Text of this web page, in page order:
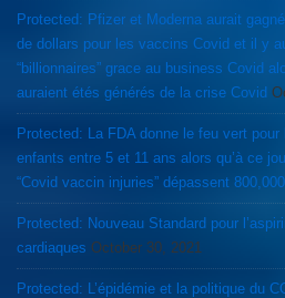
Protected: Pfizer et Moderna aurait
de dollars pour les vaccins Covid et il y
“billionnaires” grace au business Covid
auraient étés générés de la crise Covid
Protected: La FDA donne le feu vert pour
enfants entre 5 et 11 ans alors qu’à ce
“Covid vaccin injuries” dépassent
Protected: Nouveau Standard pour
cardiaques October 30, 2021
Protected: L’épidémie et la politique du COVID auraient